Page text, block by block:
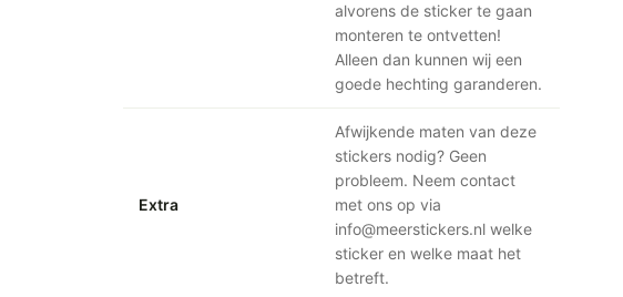
alvorens de sticker te gaan
monteren te ontvetten!
Alleen dan kunnen wij een
goede hechting garanderen.
Extra
Afwijkende maten van deze
stickers nodig? Geen
probleem. Neem contact
met ons op via
info@meerstickers.nl welke
sticker en welke maat het
betreft.